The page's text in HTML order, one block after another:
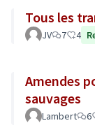
Tous les
JV 7 4
Amendes
sauvages
Lambert 6